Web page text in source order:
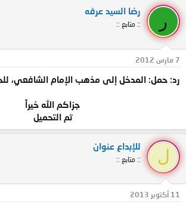
ر
رضا السيد عرفه
:: متابع ::
7 مارس 2012
رد: حمل: المدخل إلى مذهب الإمام الشافعي،
جزاكم الله خيراً
تم التحميل​
ل
للإبداع عنوان
:: متابع ::
11 أكتوبر 2013